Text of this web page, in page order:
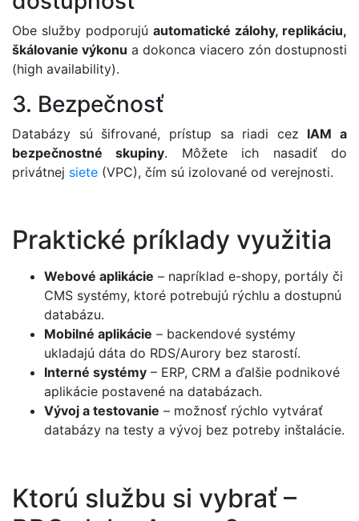
Obe služby podporujú automatické zálohy, replikáciu,
škálovanie výkonu a dokonca viacero zón dostupnosti
(high availability).
3. Bezpečnosť
Databázy sú šifrované, prístup sa riadi cez IAM a
bezpečnostné skupiny. Môžete ich nasadiť do
privátnej siete (VPC), čím sú izolované od verejnosti.
Praktické príklady využitia
Webové aplikácie – napríklad e-shopy, portály či
CMS systémy, ktoré potrebujú rýchlu a dostupnú
databázu.
Mobilné aplikácie – backendové systémy
ukladajú dáta do RDS/Aurory bez starostí.
Interné systémy – ERP, CRM a ďalšie podnikové
aplikácie postavené na databázach.
Vývoj a testovanie – možnosť rýchlo vytvárať
databázy na testy a vývoj bez potreby inštalácie.
Ktorú službu si vybrať –